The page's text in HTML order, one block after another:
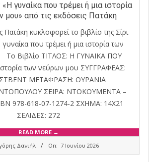
γυναίκα που τρέμει ή μια ιστορία
μου» από τις εκδόσεις Πατάκη
Πατάκη κυκλοφορεί το βιβλίο της Σίρι
που τρέμει ή μια ιστορία των
Το Βιβλίο ΤΙΤΛΟΣ: Η ΓΥΝΑΙΚΑ ΠΟΥ
των νεύρων μου ΣΥΓΓΡΑΦΕΑΣ:
ΜΕΤΑΦΡΑΣΗ: ΟΥΡΑΝΙΑ
ΣΕΙΡΑ: ΝΤΟΚΟΥΜΕΝΤΑ –
978-618-07-1274-2 ΣΧΗΜΑ: 14Χ21
ΣΕΛΙΔΕΣ: 272
READ MORE →
Δανιήλ On: 7 Ιουνίου 2026